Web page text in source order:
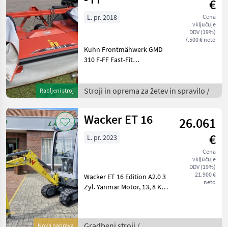
Rabljeni stroj
€
Cena
vključuje
DDV (19%)
7.500 € neto
L. pr. 2018
Kuhn Frontmähwerk GMD
310 F-FF Fast-Fit
Transportbreite 3, 0m
Gezogene Bauweise, 4-
Mähbalken mit Entlas
Stroji in oprema za žetev in spravilo /
Nova naprava
Wacker ET 16
26.061
€
Cena
vključuje
DDV (19%)
21.900 €
neto
L. pr. 2023
Wacker ET 16 Edition A2.0 3
Zyl. Yanmar Motor, 13, 8 KW
Arbeitsscheinwerfer vorne